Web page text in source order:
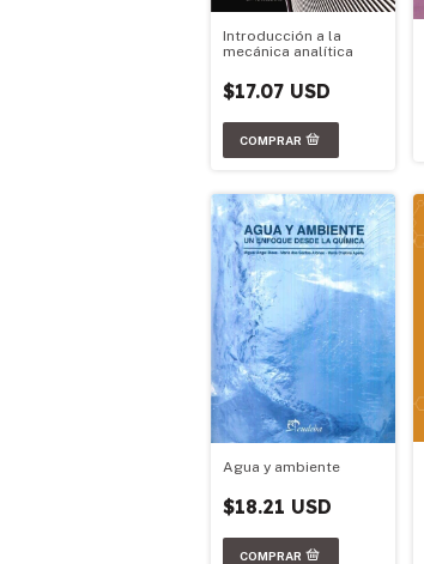
Introducción a la
mecánica analítica
$17.07 USD
Agua y ambiente
$18.21 USD